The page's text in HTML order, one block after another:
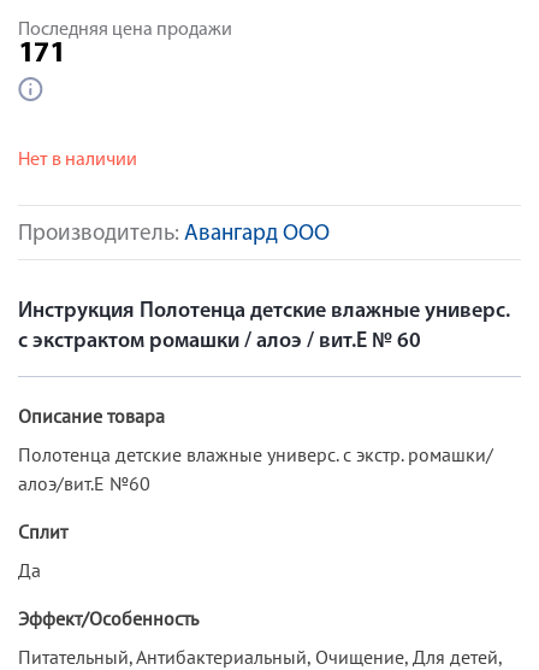
Производитель: Авангард ООО
Последняя цена продажи
171
Нет в наличии
Инструкция Полотенца детские влажные универс.
с экстрактом ромашки / алоэ / вит.Е № 60
Описание товара
Полотенца детские влажные универс. с экстр. ромашки/
алоэ/вит.Е №60
Сплит
Да
Эффект/Особенность
Питательный, Антибактериальный, Очищение, Для детей,